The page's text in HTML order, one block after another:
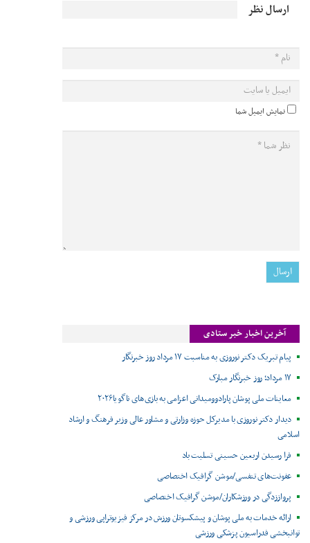
ارسال نظر
نمایش ایمیل شما
آخرین اخبار خبر ستادی
پیام تبریک دکتر نوروزی به مناسبت ۱۷ مرداد روز خبرنگار
۱۷ مرداد؛ روز خبرنگار مبارک
معاینات ملی پوشان پارادوومیدانی اعزامی به بازی‌های ناگویا۲۰۲۶
دیدار دکتر نوروزی با مدیرکل حوزه وزارتی و مشاور عالی وزیر فرهنگ و ارشاد
اسلامی
فرا رسیدن اربعین حسینی تسلیت باد
عفونت‌های تنفسی/موشن گرافیک اختصاصی
پرواززدگی در ورزشکاران/موشن گرافیک اختصاصی
ارائه خدمات به ملی پوشان و پیشکسوتان ورزش در مرکز فیزیوتراپی ورزشی و
توانبخشی فدراسیون پزشکی ورزشی